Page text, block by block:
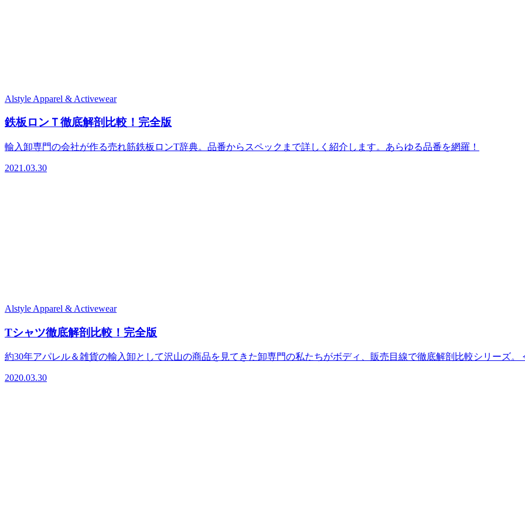
Alstyle Apparel & Activewear
鉄板ロンＴ徹底解剖比較！完全版
輸入卸専門の会社が作る売れ筋鉄板ロンT辞典。品番からスペックまで詳しく紹介します。あらゆる品番を網羅！
2021.03.30
Alstyle Apparel & Activewear
Tシャツ徹底解剖比較！完全版
約30年アパレル＆雑貨の輸入卸として沢山の商品を見てきた卸専門の私たちがボディ、販売目線で徹底解剖比較シリーズ。
2020.03.30